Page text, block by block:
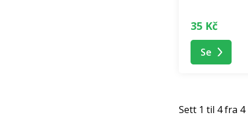
35 Kč
Se
Sett 1 til 4 fra